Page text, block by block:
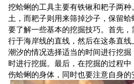
挖蛤蜊的工具主要有铁锹和耙子两
土，而耙子则用来筛掉沙子，保留
要了解一些基本的挖掘技巧。首先
行于海岸线的直线，然后在这条直
潮汐的情况选择适当的时间进行挖
时进行挖掘。最后，在挖掘的过程
伤蛤蜊的身体，同时也要注意自身的